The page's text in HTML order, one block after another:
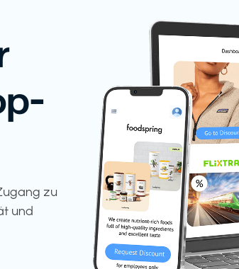
zu
und